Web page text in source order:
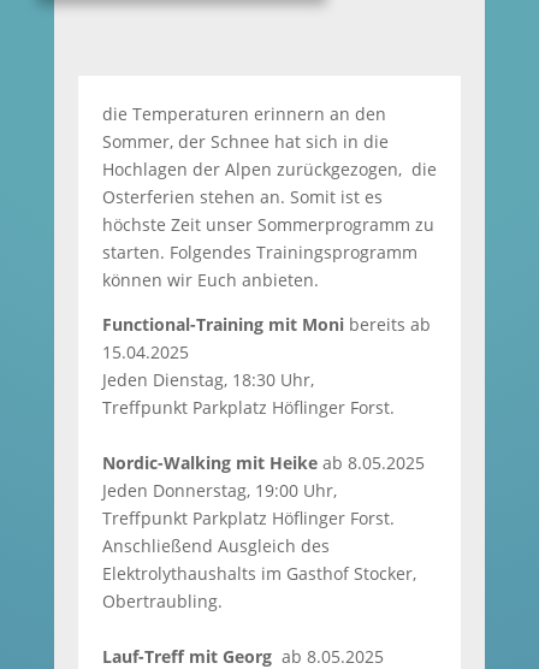
die Temperaturen erinnern an den
Sommer, der Schnee hat sich in die
Hochlagen der Alpen zurückgezogen, die
Osterferien stehen an. Somit ist es
höchste Zeit unser Sommerprogramm zu
starten. Folgendes Trainingsprogramm
können wir Euch anbieten.
Functional-Training mit Monibereits ab
15.04.2025
Jeden Dienstag, 18:30 Uhr,
Treffpunkt Parkplatz Höflinger Forst.
Nordic-Walking mit Heike ab 8.05.2025
Jeden Donnerstag, 19:00 Uhr,
Treffpunkt Parkplatz Höflinger Forst.
Anschließend Ausgleich des
Elektrolythaushalts im Gasthof Stocker,
Obertraubling.
Lauf-Treff mit Georg ab 8.05.2025